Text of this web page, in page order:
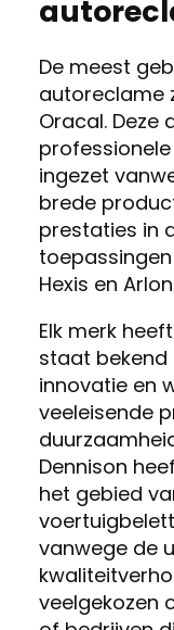
De meest
autoreclame
Oracal. Deze
ingezet
brede
prestaties in
Hexis en
Elk merk
staat bekend
innovatie en
veeleisende
Dennison
het gebied
vanwege de
veelgekozen